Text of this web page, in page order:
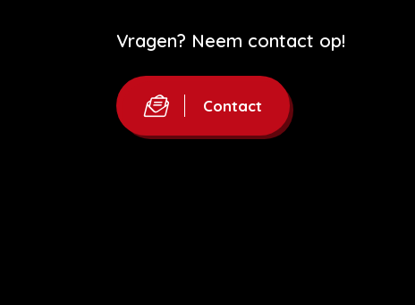
Vragen? Neem contact op!
Contact